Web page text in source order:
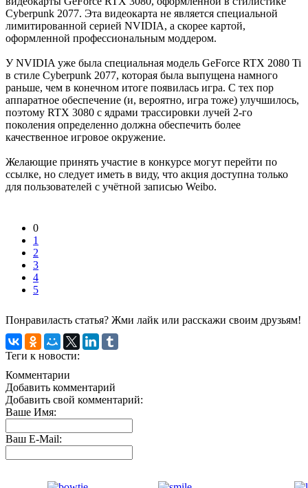
Cyberpunk 2077. Эта видеокарта не является специальной
лимитированной серией NVIDIA, а скорее картой,
оформленной профессиональным моддером.
У NVIDIA уже была специальная модель GeForce RTX 2080 Ti
в стиле Cyberpunk 2077, которая была выпущена намного
раньше, чем в конечном итоге появилась игра. С тех пор
аппаратное обеспечение (и, вероятно, игра тоже) улучшилось,
поэтому RTX 3080 с ядрами трассировки лучей 2-го
поколения определенно должна обеспечить более
качественное игровое окружение.
Желающие принять участие в конкурсе могут перейти по
ссылке, но следует иметь в виду, что акция доступна только
для пользователей с учётной записью Weibo.
0
1
2
3
4
5
Понравиласть статья? Жми лайк или расскажи своим друзьям!
Теги к новости:
Комментарии
Добавить комментарий
Добавить свой комментарий:
Ваше Имя:
Ваш E-Mail: